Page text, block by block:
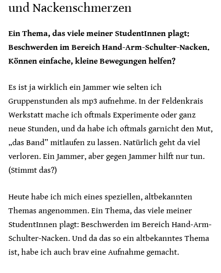
und Nackenschmerzen
Ein Thema, das viele meiner StudentInnen plagt:
Beschwerden im Bereich Hand-Arm-Schulter-Nacken.
Können einfache, kleine Bewegungen helfen?
Es ist ja wirklich ein Jammer wie selten ich
Gruppenstunden als mp3 aufnehme. In der Feldenkrais
Werkstatt mache ich oftmals Experimente oder ganz
neue Stunden, und da habe ich oftmals garnicht den Mut,
„das Band” mitlaufen zu lassen. Natürlich geht da viel
verloren. Ein Jammer, aber gegen Jammer hilft nur tun.
(Stimmt das?)
Heute habe ich mich eines speziellen, altbekannten
Themas angenommen. Ein Thema, das viele meiner
StudentInnen plagt: Beschwerden im Bereich Hand-Arm-
Schulter-Nacken. Und da das so ein altbekanntes Thema
ist, habe ich auch brav eine Aufnahme gemacht.